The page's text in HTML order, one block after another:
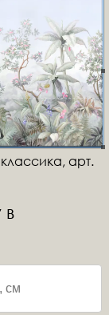
арт.
в